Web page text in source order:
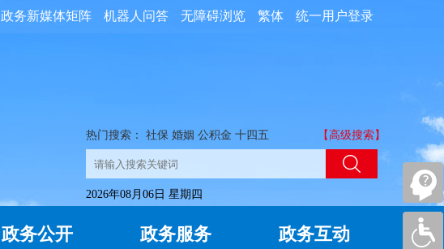
统一用户登录
繁体
无障碍浏览
机器人问答
政务新媒体矩阵
热门搜索： 社保 婚姻 公积金 十四五 【高级搜索】
2026年08月06日 星期四
政务公开 政务服务 政务互动